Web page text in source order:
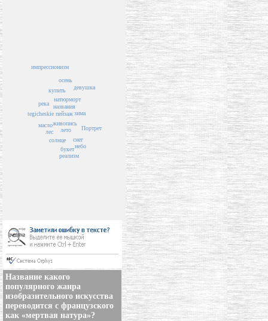
пейзаж
названия
живопись
лето
натюрморт
купить
солнце
лес
зима
осень
букет
масло
река
снег
tegicheskie
реализм
небо
импрессионизм
Портрет
девушка
Название какого
популярного жанра
изобразительного искусства
переводится с французского
как «мертвая натура»?